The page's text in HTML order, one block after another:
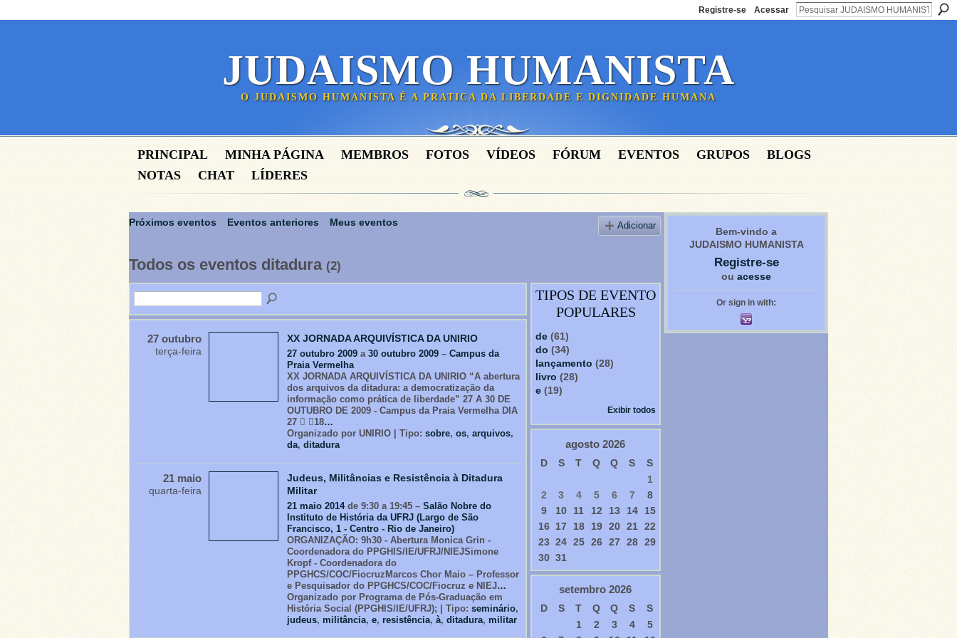
Registre-se Acessar
JUDAISMO HUMANISTA
O JUDAISMO HUMANISTA É A PRATICA DA LIBERDADE E DIGNIDADE HUMANA
PRINCIPAL MINHA PÁGINA MEMBROS FOTOS VÍDEOS FÓRUM EVENTOS GRUPOS
BLOGS
NOTAS
CHAT LÍDERES
Próximos eventos Eventos anteriores Meus eventos Adicionar
Todos os eventos ditadura (2)
27 outubro
terça-feira
XX JORNADA ARQUIVÍSTICA DA UNIRIO
27 outubro 2009 a 30 outubro 2009 – Campus da
Praia Vermelha
XX JORNADA ARQUIVÍSTICA DA UNIRIO “A abertura
dos arquivos da ditadura: a democratização da
informação como prática de liberdade” 27 A 30 DE
OUTUBRO DE 2009 - Campus da Praia Vermelha DIA
27  18…
Organizado por UNIRIO | Tipo: sobre, os, arquivos,
da, ditadura
21 maio
quarta-feira
Judeus, Militâncias e Resistência à Ditadura
Militar
21 maio 2014de 9:30 a 19:45 – Salão Nobre do
Instituto de História da UFRJ (Largo de São
Francisco, 1 - Centro - Rio de Janeiro)
ORGANIZAÇÃO: 9h30 - Abertura Monica Grin -
Coordenadora do PPGHIS/IE/UFRJ/NIEJSimone
Kropf - Coordenadora do
PPGHCS/COC/FiocruzMarcos Chor Maio – Professor
e Pesquisador do PPGHCS/COC/Fiocruz e NIEJ…
Organizado por Programa de Pós-Graduação em
História Social (PPGHIS/IE/UFRJ); | Tipo: seminário,
judeus, militância, e, resistência, à, ditadura, militar
TIPOS DE EVENTO
POPULARES
de (61)
do (34)
lançamento (28)
livro (28)
e (19)
Exibir todos
agosto 2026
D S T Q Q S
S
1
2
3 4 5 6 7
8
9
10 11 12 13 14
15
16 17 18 19 20 21 22
23 24 25 26 27 28 29
30 31
setembro 2026
D S T Q Q S
S
1
2 3 4
5
Bem-vindo a
JUDAISMO HUMANISTA
Registre-se
ou acesse
Or sign in with: